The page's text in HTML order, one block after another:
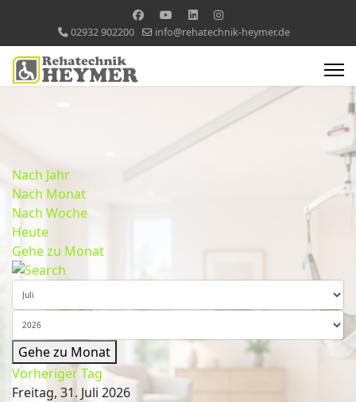
02932 902200 info@rehatechnik-heymer.de
Nach Jahr
Nach Monat
Nach Woche
Heute
Gehe zu Monat
Gehe zu Monat
Vorheriger Tag
Freitag, 31. Juli 2026